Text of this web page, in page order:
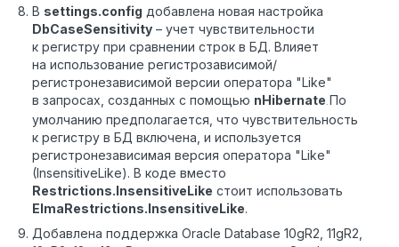
В settings.config добавлена новая настройка
DbCaseSensitivity – учет чувствительности
к регистру при сравнении строк в БД. Влияет
на использование регистрозависимой/
регистронезависимой версии оператора "Like"
в запросах, созданных с помощью nHibernate По
умолчанию предполагается, что чувствительность
к регистру в БД включена, и используется
регистронезависимая версия оператора "Like"
(InsensitiveLike). В коде вместо
Restrictions.InsensitiveLike стоит использовать
ElmaRestrictions.InsensitiveLike.
Добавлена поддержка Oracle Database 10gR2, 11gR2,